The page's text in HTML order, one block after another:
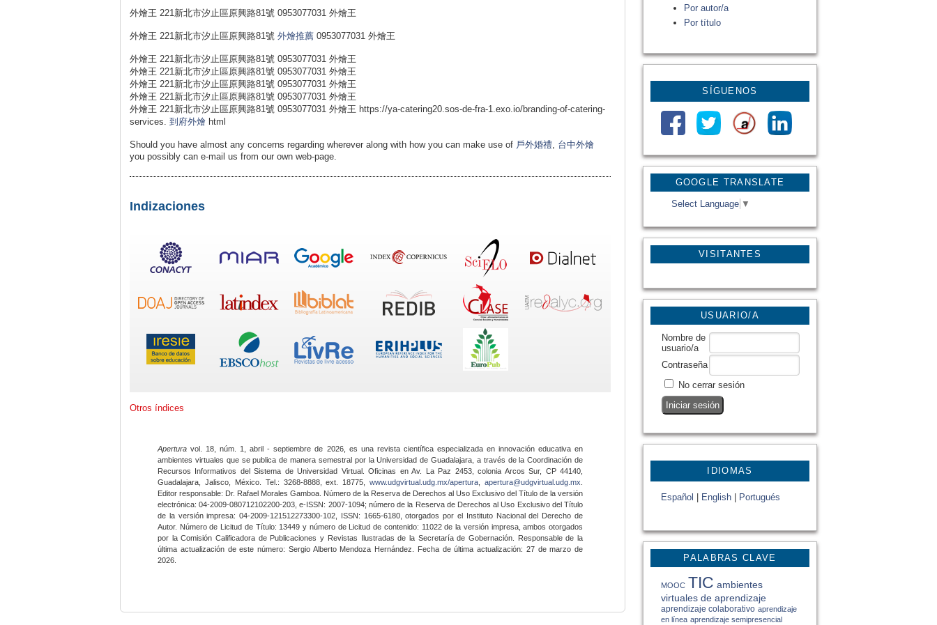
GOOGLE TRANSLATE
Select Language ▼
VISITANTES
Por autor/a
Por título
SÍGUENOS
USUARIO/A
Nombre de
usuario/a
Contraseña
No cerrar sesión
IDIOMAS
Español English Portugués
PALABRAS CLAVE
MOOC TIC ambientes
virtuales de aprendizaje
aprendizaje colaborativo aprendizaje
en línea aprendizaje semipresencial
外燴王 221新北市汐止區原興路81號 0953077031 外燴王
外燴王 221新北市汐止區原興路81號 外燴推薦 0953077031 外燴王
外燴王 221新北市汐止區原興路81號 0953077031 外燴王
外燴王 221新北市汐止區原興路81號 0953077031 外燴王
外燴王 221新北市汐止區原興路81號 0953077031 外燴王
外燴王 221新北市汐止區原興路81號 0953077031 外燴王
外燴王 221新北市汐止區原興路81號 0953077031 外燴王 https://ya-catering20.sos-de-fra-1.exo.io/branding-of-catering-
services. 到府外燴 html
Should you have almost any concerns regarding wherever along with how you can make use of 戶外婚禮
台中外燴
you possibly can e-mail us from our own web-page.
Indizaciones
Otros índices
Apertura vol. 18, núm. 1, abril - septiembre de 2026, es una revista científica especializada en innovación educativa en
ambientes virtuales que se publica de manera semestral por la Universidad de Guadalajara, a través de la Coordinación de
Recursos Informativos del Sistema de Universidad Virtual. Oficinas en Av. La Paz 2453, colonia Arcos Sur, CP 44140,
Guadalajara, Jalisco, México. Tel.: 3268-8888, ext. 18775,www.udgvirtual.udg.mx/apertura apertura@udgvirtual.udg.mx
Editor responsable: Dr. Rafael Morales Gamboa. Número de la Reserva de Derechos al Uso Exclusivo del Título de la versión
electrónica: 04-2009-080712102200-203, e-ISSN: 2007-1094; número de la Reserva de Derechos al Uso Exclusivo del Título
de la versión impresa: 04-2009-121512273300-102, ISSN: 1665-6180, otorgados por el Instituto Nacional del Derecho de
Autor. Número de Licitud de Título: 13449 y número de Licitud de contenido: 11022 de la versión impresa, ambos otorgados
por la Comisión Calificadora de Publicaciones y Revistas Ilustradas de la Secretaría de Gobernación. Responsable de la
última actualización de este número: Sergio Alberto Mendoza Hernández. Fecha de última actualización: 27 de marzo de
2026.